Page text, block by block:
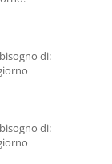
di:
di: